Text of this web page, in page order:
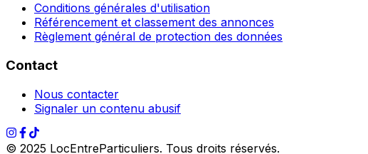
Conditions générales d'utilisation
Référencement et classement des annonces
Règlement général de protection des données
Contact
Nous contacter
Signaler un contenu abusif
© 2025 LocEntreParticuliers. Tous droits réservés.